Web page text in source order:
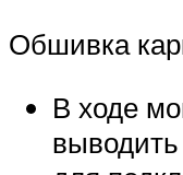
Обшивка
В ходе